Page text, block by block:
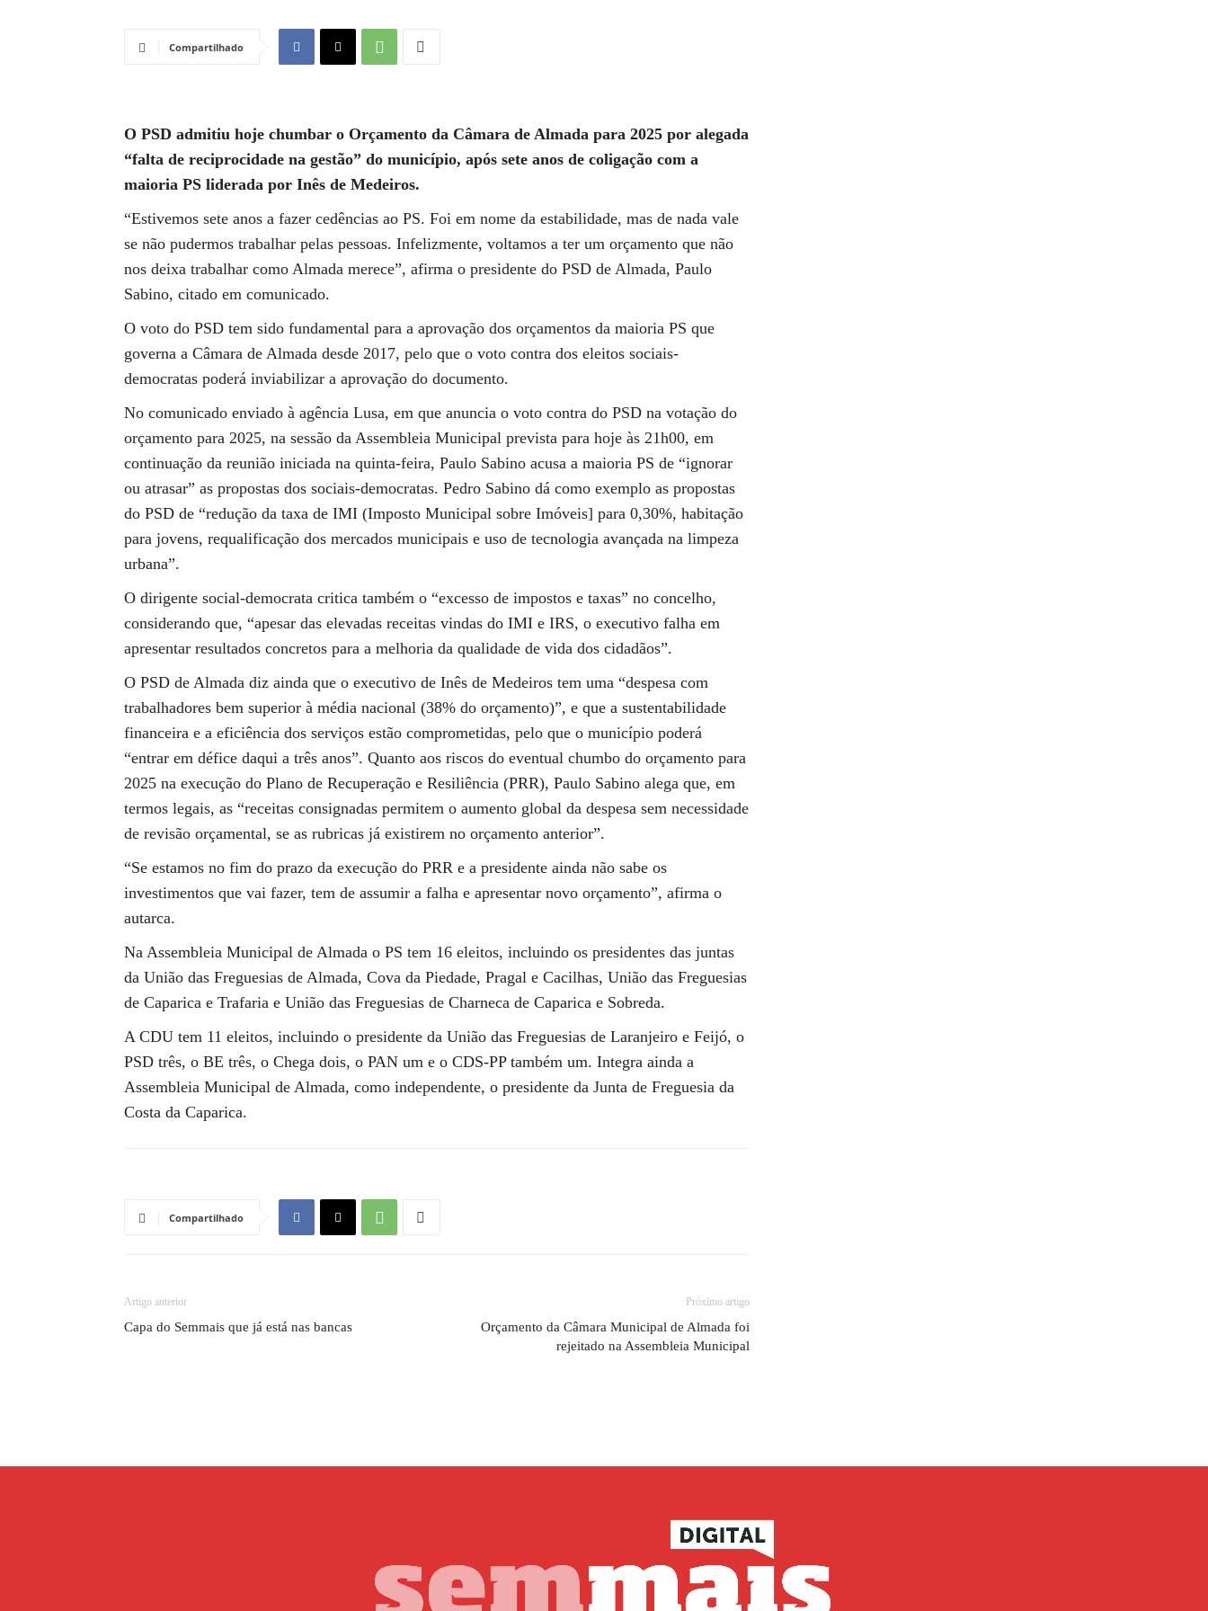
Compartilhado
O PSD admitiu hoje chumbar o Orçamento da Câmara de Almada para 2025 por alegada
“falta de reciprocidade na gestão” do município, após sete anos de coligação com a
maioria PS liderada por Inês de Medeiros.
“Estivemos sete anos a fazer cedências ao PS. Foi em nome da estabilidade, mas de nada vale
se não pudermos trabalhar pelas pessoas. Infelizmente, voltamos a ter um orçamento que não
nos deixa trabalhar como Almada merece”, afirma o presidente do PSD de Almada, Paulo
Sabino, citado em comunicado.
O voto do PSD tem sido fundamental para a aprovação dos orçamentos da maioria PS que
governa a Câmara de Almada desde 2017, pelo que o voto contra dos eleitos sociais-
democratas poderá inviabilizar a aprovação do documento.
No comunicado enviado à agência Lusa, em que anuncia o voto contra do PSD na votação do
orçamento para 2025, na sessão da Assembleia Municipal prevista para hoje às 21h00, em
continuação da reunião iniciada na quinta-feira, Paulo Sabino acusa a maioria PS de “ignorar
ou atrasar” as propostas dos sociais-democratas. Pedro Sabino dá como exemplo as propostas
do PSD de “redução da taxa de IMI (Imposto Municipal sobre Imóveis] para 0,30%, habitação
para jovens, requalificação dos mercados municipais e uso de tecnologia avançada na limpeza
urbana”.
O dirigente social-democrata critica também o “excesso de impostos e taxas” no concelho,
considerando que, “apesar das elevadas receitas vindas do IMI e IRS, o executivo falha em
apresentar resultados concretos para a melhoria da qualidade de vida dos cidadãos”.
O PSD de Almada diz ainda que o executivo de Inês de Medeiros tem uma “despesa com
trabalhadores bem superior à média nacional (38% do orçamento)”, e que a sustentabilidade
financeira e a eficiência dos serviços estão comprometidas, pelo que o município poderá
“entrar em défice daqui a três anos”. Quanto aos riscos do eventual chumbo do orçamento para
2025 na execução do Plano de Recuperação e Resiliência (PRR), Paulo Sabino alega que, em
termos legais, as “receitas consignadas permitem o aumento global da despesa sem necessidade
de revisão orçamental, se as rubricas já existirem no orçamento anterior”.
“Se estamos no fim do prazo da execução do PRR e a presidente ainda não sabe os
investimentos que vai fazer, tem de assumir a falha e apresentar novo orçamento”, afirma o
autarca.
Na Assembleia Municipal de Almada o PS tem 16 eleitos, incluindo os presidentes das juntas
da União das Freguesias de Almada, Cova da Piedade, Pragal e Cacilhas, União das Freguesias
de Caparica e Trafaria e União das Freguesias de Charneca de Caparica e Sobreda.
A CDU tem 11 eleitos, incluindo o presidente da União das Freguesias de Laranjeiro e Feijó, o
PSD três, o BE três, o Chega dois, o PAN um e o CDS-PP também um. Integra ainda a
Assembleia Municipal de Almada, como independente, o presidente da Junta de Freguesia da
Costa da Caparica.
Compartilhado
Artigo anterior
Capa do Semmais que já está nas bancas
Próximo artigo
Orçamento da Câmara Municipal de Almada foi
rejeitado na Assembleia Municipal